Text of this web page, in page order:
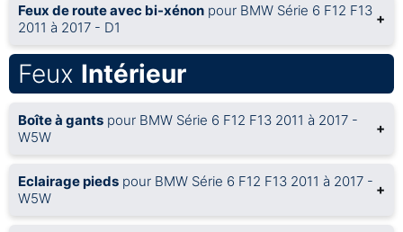
Feux de route avec bi-xénon pour BMW Série 6 F12 F13
2011 à 2017 - D1
+
Feux Intérieur
Boîte à gants pour BMW Série 6 F12 F13 2011 à 2017 -
W5W
+
Eclairage pieds pour BMW Série 6 F12 F13 2011 à 2017 -
W5W
+